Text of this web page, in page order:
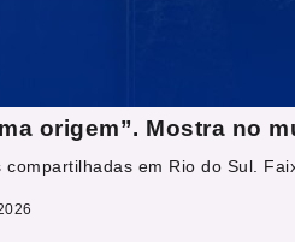
origem”. Mostra no
compartilhadas em Rio do Sul.